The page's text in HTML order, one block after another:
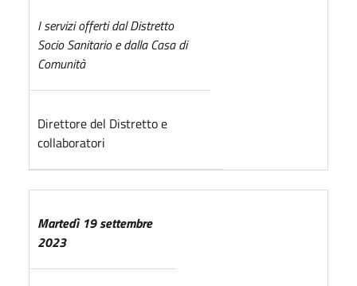
I servizi offerti dal Distretto
Socio Sanitario e dalla Casa di
Comunità
Direttore del Distretto e
collaboratori
Martedì 19 settembre
2023